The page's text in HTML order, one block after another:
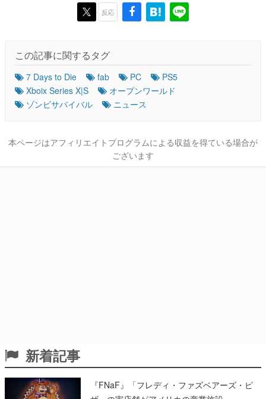
反応
この記事に関するタグ
7 Days to Die fab PC
PS5
Xboix Series X|S
オープンワールド
ゾンビサバイバル
ニュース
本ページはアフィリエイトプログラムによる収益を得ている場合が
ございます
新着記事
『FNaF』「フレディ・ファズベアーズ・ピ